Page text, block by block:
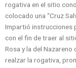
rogativa en el sitio
colocado una “Cruz
Impartió instrucciones
con el fin de traer al
Rosa y la del Nazareno
realzar la rogativa,